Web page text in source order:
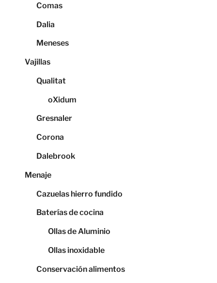
Comas
Dalia
Meneses
Vajillas
Qualitat
oXidum
Gresnaler
Corona
Dalebrook
Menaje
Cazuelas hierro fundido
Baterías de cocina
Ollas de Aluminio
Ollas inoxidable
Conservación alimentos